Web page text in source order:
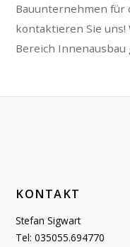
Bauunternehmen für
kontaktieren Sie uns!
Bereich Innenausbau
KONTAKT
Stefan Sigwart
Tel: 035055.694770